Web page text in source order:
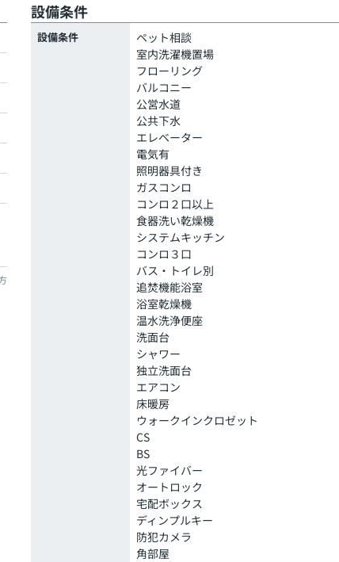
設備条件
設備条件
ペット相談
室内洗濯機置場
フローリング
バルコニー
公営水道
公共下水
エレベーター
電気有
照明器具付き
ガスコンロ
コンロ２口以上
食器洗い乾燥機
システムキッチン
コンロ３口
バス・トイレ別
追焚機能浴室
浴室乾燥機
温水洗浄便座
洗面台
シャワー
独立洗面台
エアコン
床暖房
ウォークインクロゼット
CS
BS
光ファイバー
オートロック
宅配ボックス
ディンプルキー
防犯カメラ
角部屋